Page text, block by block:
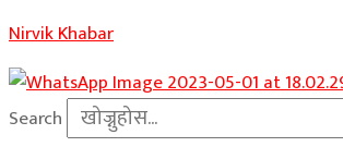
Nirvik Khabar
Search